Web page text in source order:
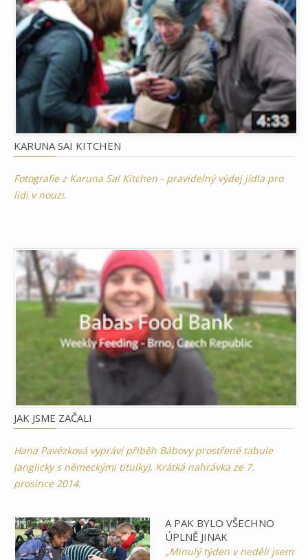
KARUNA SAI KITCHEN
Fotografie z Karuna Sai Kitchen - pravidelný výdej jídla pro
lidi v nouzi.
JAK JSME ZAČALI
Hana Pavézková vypráví příběh Bábovy prostřené tabule
(anglicky s německými titulky). Krátká nahrávka ze 7.
prosince 2014.
A PAK BYLO VŠECHNO
ÚPLNĚ JINAK
„Minulý týden v neděli jsem